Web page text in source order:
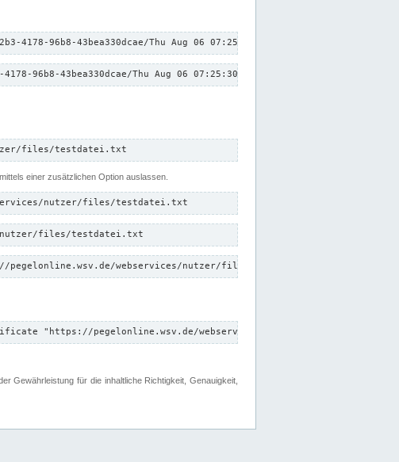
96b8-43bea330dcae/Thu Aug 06 07:25:30 CEST 2026/down.txt"
96b8-43bea330dcae/Thu Aug 06 07:25:30 CEST 2026/down.txt"
files/testdatei.txt
einer zusätzlichen Option auslassen.
nutzer/files/testdatei.txt
nutzer/files/testdatei.txt
webservices/nutzer/files/testdatei.txt"
"https://pegelonline.wsv.de/webservices/nutzer/files"
Gewährleistung für die inhaltliche Richtigkeit, Genauigkeit,